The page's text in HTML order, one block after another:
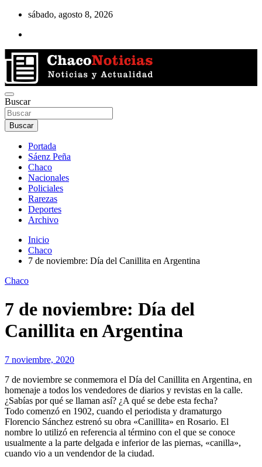
Saltar
contenido
sábado, agosto 8, 2026
Chaco Noticias
Noticias de la región del Chaco
Buscar
Buscar
Portada
Sáenz Peña
Chaco
Nacionales
Policiales
Rarezas
Deportes
Archivo
Inicio
Chaco
7 de noviembre: Día del Canillita en Argentina
Chaco
7 de noviembre: Día del
Canillita en Argentina
7 noviembre, 2020
7 de noviembre se conmemora el Día del Canillita en Argentina, en
homenaje a todos los vendedores de diarios y revistas en la calle.
¿Sabías por qué se llaman así? ¿A qué se debe esta fecha?
Todo comenzó en 1902, cuando el periodista y dramaturgo
Florencio Sánchez estrenó su obra «Canillita» en Rosario. El
nombre lo utilizó en referencia al término con el que se conoce
usualmente a la parte delgada e inferior de las piernas, «canilla»,
cuando vio a un vendendor de la ciudad.